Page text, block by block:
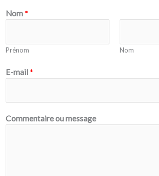
Nom*
Prénom Nom
*
o
o
u
E-mail*
Commentaire ou message